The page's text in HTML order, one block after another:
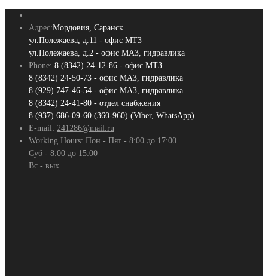
Адрес:Мордовия, Саранск
ул.Полежаева, д.11 - офис МТЗ
ул.Полежаева, д.2 - офис МАЗ, гидравлика
Phone: 8 (8342) 24-12-86 - офис МТЗ
8 (8342) 24-50-73 - офис МАЗ, гидравлика
8 (929) 747-46-54 - офис МАЗ, гидравлика
8 (8342) 24-41-80 - отдел снабжения
8 (937) 686-09-60 (360-960) (Viber, WhatsApp)
E-mail: 241286@mail.ru
Working Hours: Пон - Пят - 8:00 до 17:00
Суб - 8:00 до 15:00
Вс - вых.